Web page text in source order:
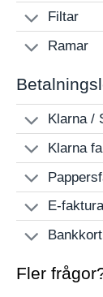
Filtar
Ramar
Klarna /
Klarna
E-
Bankkort
Fler